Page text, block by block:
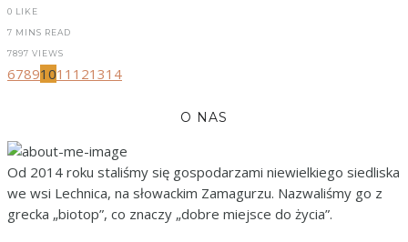
0 LIKE
7 MINS READ
7897 VIEWS
67891011 121314
O NAS
Od 2014 roku staliśmy się gospodarzami niewielkiego siedliska
we wsi Lechnica, na słowackim Zamagurzu. Nazwaliśmy go z
grecka „biotop”, co znaczy „dobre miejsce do życia”.